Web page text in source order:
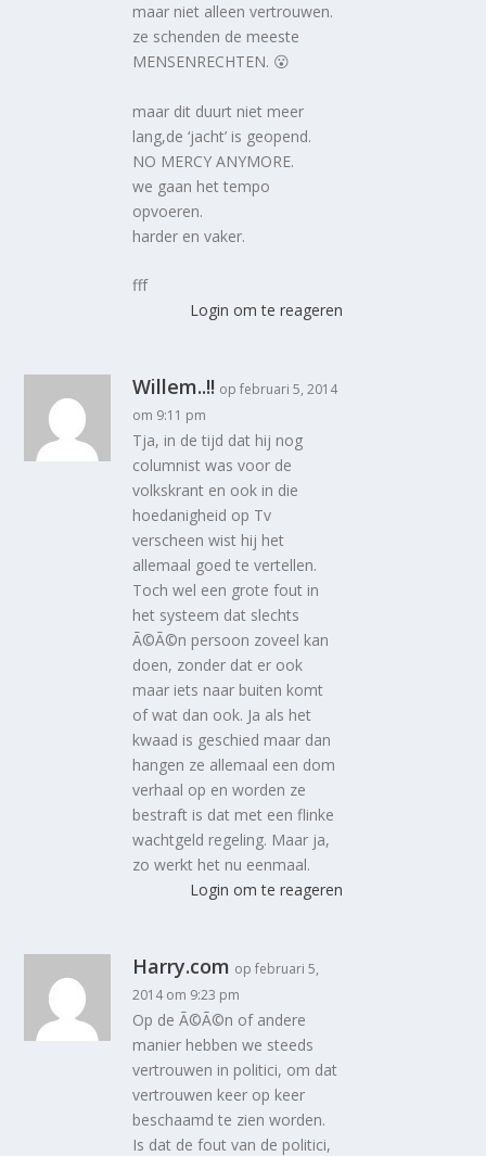
maar niet alleen vertrouwen.
ze schenden de meeste
MENSENRECHTEN. 😮
maar dit duurt niet meer
lang,de ‘jacht’ is geopend.
NO MERCY ANYMORE.
we gaan het tempo
opvoeren.
harder en vaker.
fff
Login om te reageren
Willem..!! op februari 5, 2014
om 9:11 pm
Tja, in de tijd dat hij nog
columnist was voor de
volkskrant en ook in die
hoedanigheid op Tv
verscheen wist hij het
allemaal goed te vertellen.
Toch wel een grote fout in
het systeem dat slechts
Ã©Ã©n persoon zoveel kan
doen, zonder dat er ook
maar iets naar buiten komt
of wat dan ook. Ja als het
kwaad is geschied maar dan
hangen ze allemaal een dom
verhaal op en worden ze
bestraft is dat met een flinke
wachtgeld regeling. Maar ja,
zo werkt het nu eenmaal.
Login om te reageren
Harry.com op februari 5,
2014 om 9:23 pm
Op de Ã©Ã©n of andere
manier hebben we steeds
vertrouwen in politici, om dat
vertrouwen keer op keer
beschaamd te zien worden.
Is dat de fout van de politici,